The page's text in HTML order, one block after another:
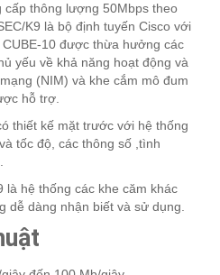
cấp thông lượng 50Mbps theo
K9 là bộ định tuyến Cisco với
10 được thừa hưởng các
yếu về khả năng hoạt động và
(NIM) và khe cắm mô đum
hỗ trợ.
thiết kế mặt trước với hệ thống
tốc độ, các thông số ,tình
là hệ thống các khe căm khác
dễ dàng nhận biết và sử dụng.